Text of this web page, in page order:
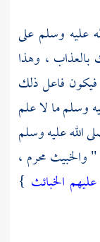
عليه وسلم على
بالعذاب ، وهذا
فاعل ذلك
وسلم ما لا علم
الله عليه وسلم
والخبيث محرم ،
الخبائث }